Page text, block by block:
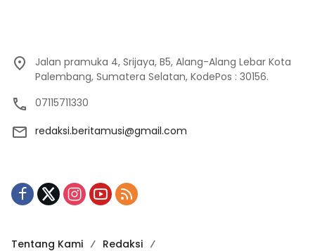
Jalan pramuka 4, Srijaya, B5, Alang-Alang Lebar Kota
Palembang, Sumatera Selatan, KodePos : 30156.
07115711330
redaksi.beritamusi@gmail.com
Tentang Kami Redaksi